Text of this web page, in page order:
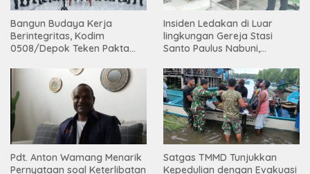
Bangun Budaya Kerja
Berintegritas, Kodim
0508/Depok Teken Pakta
Insiden Ledakan di Luar
lingkungan Gereja Stasi
Santo Paulus Nabuni,
Pdt. Anton Wamang Menarik
Pernyataan soal Keterlibatan
Satgas TMMD Tunjukkan
Kepedulian dengan Evakuasi